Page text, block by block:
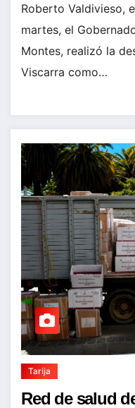
Roberto Valdivieso,
martes, el
Montes, realizó la
Viscarra como…
Tarija
Red de salud